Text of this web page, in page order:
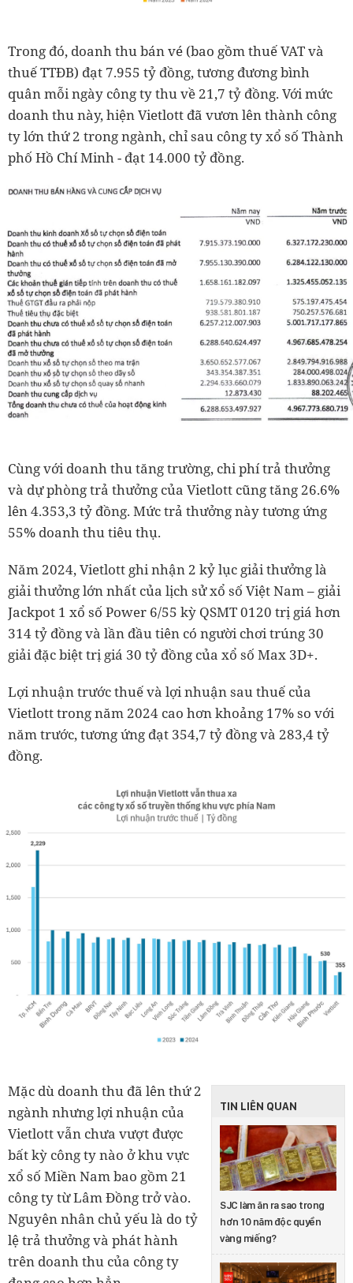
Trong đó, doanh thu bán vé (bao gồm thuế VAT và
thuế TTĐB) đạt 7.955 tỷ đồng, tương đương bình
quân mỗi ngày công ty thu về 21,7 tỷ đồng. Với mức
doanh thu này, hiện Vietlott đã vươn lên thành công
ty lớn thứ 2 trong ngành, chỉ sau công ty xổ số Thành
phố Hồ Chí Minh - đạt 14.000 tỷ đồng.
Cùng với doanh thu tăng trường, chi phí trả thưởng
và dự phòng trả thưởng của Vietlott cũng tăng 26.6%
lên 4.353,3 tỷ đồng. Mức trả thưởng này tương ứng
55% doanh thu tiêu thụ.
Năm 2024, Vietlott ghi nhận 2 kỷ lục giải thưởng là
giải thưởng lớn nhất của lịch sử xổ số Việt Nam – giải
Jackpot 1 xổ số Power 6/55 kỳ QSMT 0120 trị giá hơn
314 tỷ đồng và lần đầu tiên có người chơi trúng 30
giải đặc biệt trị giá 30 tỷ đồng của xổ số Max 3D+.
Lợi nhuận trước thuế và lợi nhuận sau thuế của
Vietlott trong năm 2024 cao hơn khoảng 17% so với
năm trước, tương ứng đạt 354,7 tỷ đồng và 283,4 tỷ
đồng.
TIN LIÊN QUAN
SJC làm ăn ra sao trong
hơn 10 năm độc quyền
vàng miếng?
Mặc dù doanh thu đã lên thứ 2
ngành nhưng lợi nhuận của
Vietlott vẫn chưa vượt được
bất kỳ công ty nào ở khu vực
xổ số Miền Nam bao gồm 21
công ty từ Lâm Đồng trở vào.
Nguyên nhân chủ yếu là do tỷ
lệ trả thưởng và phát hành
trên doanh thu của công ty